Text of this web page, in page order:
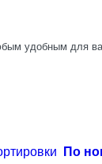
удобным для
По